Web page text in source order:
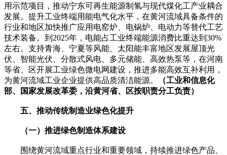
用示范项目，推动宁东可再生能源制氢与现代煤化工产业耦合
发展。提升工业终端用能电气化水平，在黄河流域具备条件的
行业和地区加快推广应用电窑炉、电锅炉、电动力等替代工艺
技术装备。到2025年，电能占工业终端能源消费比重达到30%
左右。支持青海、宁夏等风能、太阳能丰富地区发展屋顶光
伏、智能光伏、分散式风电、多元储能、高效热泵等，在河南
等省、区开展工业绿色微电网建设，推进多能高效互补利用，
为黄河流域工业企业提供高品质清洁能源。
（工业和信息化
部、国家发展改革委，沿黄河省、区按职责分工负责）
五、推动传统制造业绿色化提升
（一）推进绿色制造体系建设
围绕黄河流域重点行业和重要领域，持续推进绿色产品、